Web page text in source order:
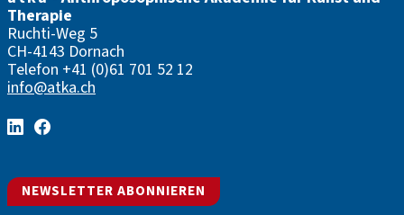
Therapie
Ruchti-Weg 5
CH-4143 Dornach
Telefon +41 (0)61 701 52 12
info@atka.ch
NEWSLETTER ABONNIEREN